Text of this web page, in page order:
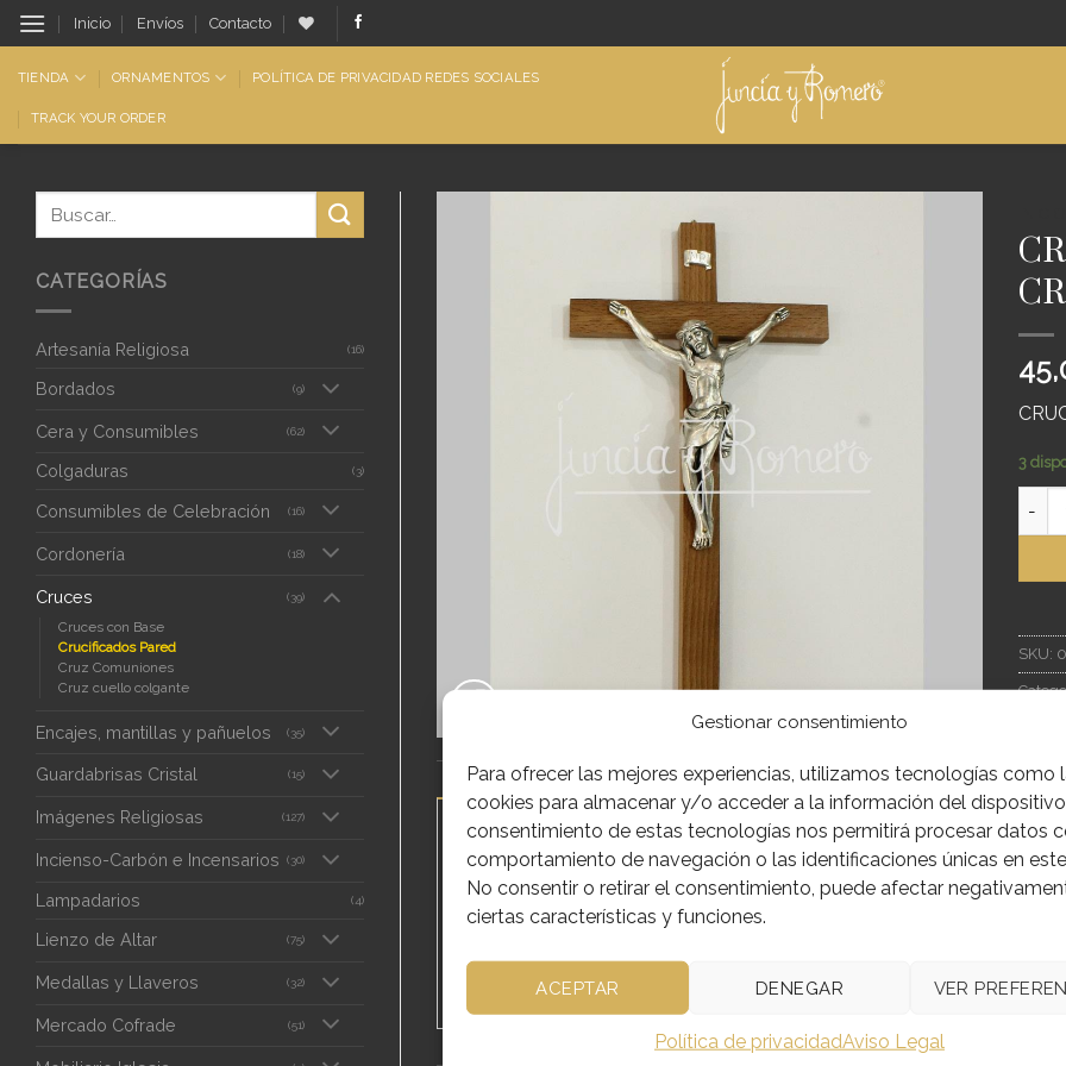
Gestionar consentimiento
Para ofrecer las mejores experiencias, utilizamos tecnologías como
cookies para almacenar y/o acceder a la información del
consentimiento de estas tecnologías nos permitirá procesar datos
comportamiento de navegación o las identificaciones únicas en
No consentir o retirar el consentimiento, puede afectar
ciertas características y funciones.
ACEPTAR DENEGAR VER
Política de privacidadAviso Legal
Saltar
al
contenido
Inicio Envíos Contacto
TIENDA ORNAMENTOS POLÍTICA DE PRIVACIDAD REDES SOCIALES
TRACK YOUR ORDER
CATEGORÍAS
Artesanía Religiosa (16)
Bordados (9)
Cera y Consumibles (62)
Colgaduras (3)
Consumibles de Celebración (16)
Cordonería (18)
Cruces (39)
Cruces con Base
Crucificados Pared
Cruz Comuniones
Cruz cuello colgante
Encajes, mantillas y pañuelos (35)
Guardabrisas Cristal (15)
Imágenes Religiosas (127)
Incienso-Carbón e Incensarios (30)
Lampadarios (4)
Lienzo de Altar (75)
Medallas y Llaveros (32)
Mercado Cofrade (51)
3
SKU:
DESCRIPCIÓN INFORMACIÓN ADICIONAL
CRUZ DE MADERA OSCURA 31X15CM CRISTO EN METAL